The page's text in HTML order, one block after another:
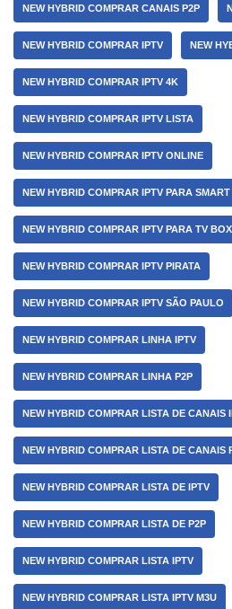
NEW HYBRID COMPRAR CANAIS P2P
NEW HYBRID COMPRAR IPTV NEW
NEW HYBRID COMPRAR IPTV 4K
NEW HYBRID COMPRAR IPTV LISTA
NEW HYBRID COMPRAR IPTV ONLINE
NEW HYBRID COMPRAR IPTV PARA SMART
NEW HYBRID COMPRAR IPTV PARA TV BOX
NEW HYBRID COMPRAR IPTV PIRATA
NEW HYBRID COMPRAR IPTV SÃO PAULO
NEW HYBRID COMPRAR LINHA IPTV
NEW HYBRID COMPRAR LINHA P2P
NEW HYBRID COMPRAR LISTA DE CANAIS
NEW HYBRID COMPRAR LISTA DE CANAIS
NEW HYBRID COMPRAR LISTA DE IPTV
NEW HYBRID COMPRAR LISTA DE P2P
NEW HYBRID COMPRAR LISTA IPTV
NEW HYBRID COMPRAR LISTA IPTV M3U